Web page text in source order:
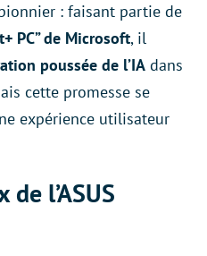
: faisant partie de
PC” de Microsoft, il
poussée de l’IA dans
cette promesse se
expérience utilisateur
l’ASUS